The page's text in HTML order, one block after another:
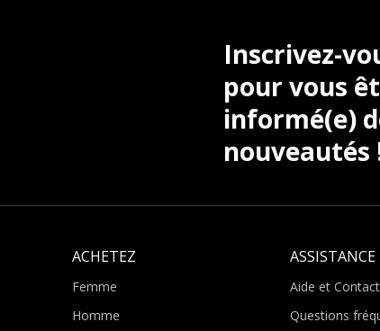
Inscrivez-
pour vous
informé(e)
nouveautés
ACHETEZ
Femme
Homme
ASSISTANCE
Aide et
Questions